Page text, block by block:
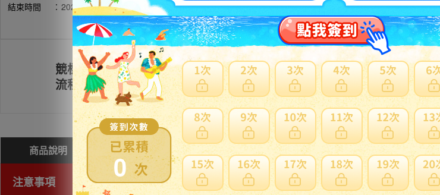
0
結束時間
： 2026年05月14日 22時45分(台灣時間)
提前結束
：有
可否退貨
：否
競標
流程
註冊會員 出價競標
商品說明 問與答(0 ) 費用試算 問題商品反映流程
注意事項